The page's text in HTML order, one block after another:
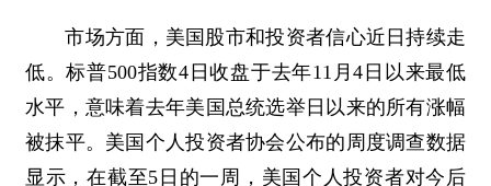
市场方面，美国股市和投资者信心近日持续走
低。标普500指数4日收盘于去年11月4日以来最低
水平，意味着去年美国总统选举日以来的所有涨幅
被抹平。美国个人投资者协会公布的周度调查数据
显示，在截至5日的一周，美国个人投资者对今后